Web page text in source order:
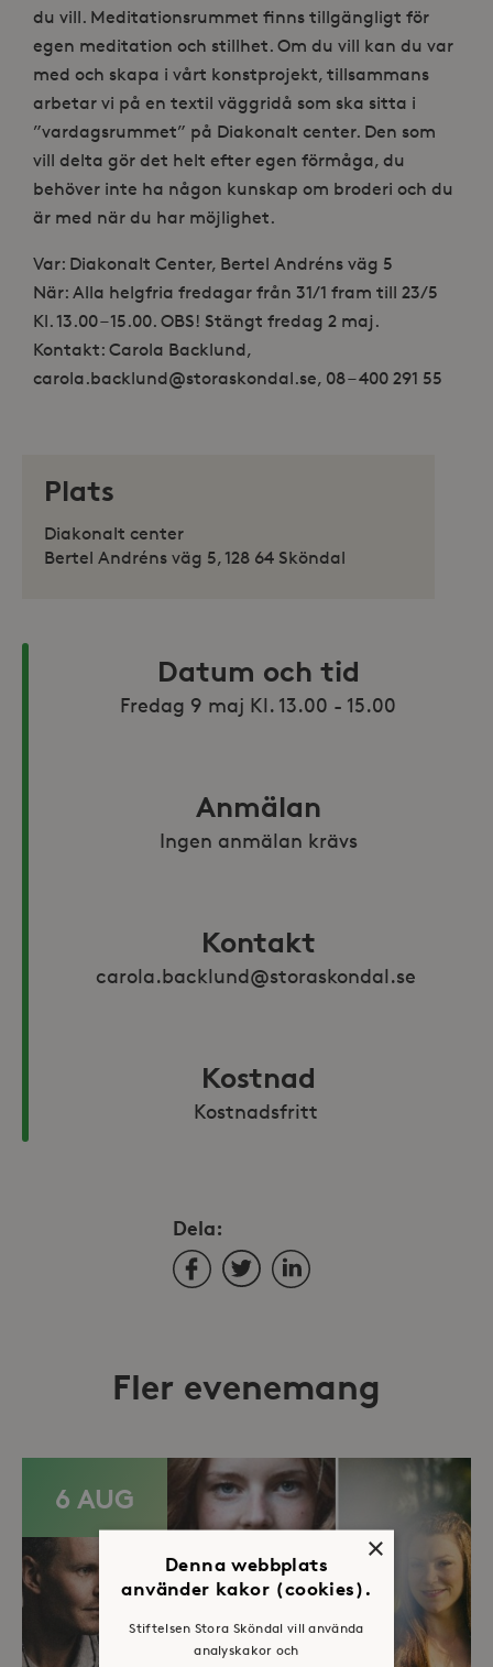
du vill. Meditationsrummet finns tillgängligt för
egen meditation och stillhet. Om du vill kan du var
med och skapa i vårt konstprojekt, tillsammans
arbetar vi på en textil väggridå som ska sitta i
”vardagsrummet” på Diakonalt center. Den som
vill delta gör det helt efter egen förmåga, du
behöver inte ha någon kunskap om broderi och du
är med när du har möjlighet.
Var: Diakonalt Center, Bertel Andréns väg 5
När: Alla helgfria fredagar från 31/1 fram till 23/5
Kl. 13.00 – 15.00. OBS! Stängt fredag 2 maj.
Kontakt: Carola Backlund,
carola.backlund@storaskondal.se, 08 – 400 291 55
Plats
Diakonalt center
Bertel Andréns väg 5, 128 64 Sköndal
Datum och tid
Anmälan
Ingen anmälan krävs
Kontakt
carola.backlund@storaskondal.se
Kostnad
Kostnadsfritt
Dela:
FacebookTwitterLinkedIn
Fler evenemang
6 AUG
×
Denna webbplats
använder kakor (cookies).
Stiftelsen Stora Sköndal vill använda
analyskakor och